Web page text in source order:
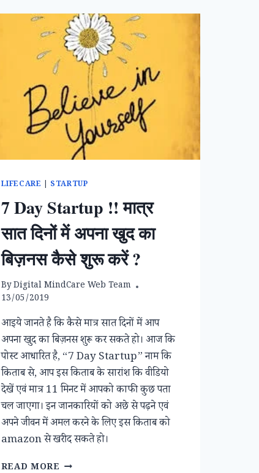
आदतें
LIFECARE STARTUP
7 Day Startup !! मात्र
सात दिनों में अपना खुद का
बिज़नस कैसे शुरू करें ?
ByDigital MindCare Web Team
13/05/2019
आइये जानते है कि कैसे मात्र सात दिनों में आप
अपना खुद का बिज़नस शुरू कर सकते हो। आज कि
पोस्ट आधारित है, “7 Day Startup” नाम कि
किताब से, आप इस किताब के सारांश कि वीडियो
देखें एवं मात्र 11 मिनट में आपको काफी कुछ पता
चल जाएगा। इन जानकारियों को अछे से पढ़ने एवं
अपने जीवन में अमल करने के लिए इस किताब को
amazon से खरीद सकते हो।
READ MORE 7